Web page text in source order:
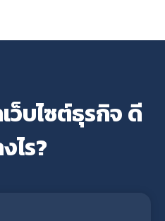
ว็บไซต์ธุรกิจ ดี
ไร?